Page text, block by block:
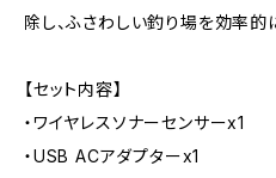
除し、ふさわしい釣り場を効率的
【セット内容】
・ワイヤレスソナーセンサーx1
・USB ACアダプターx1